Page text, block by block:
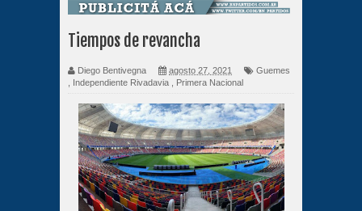
Tiempos de revancha
Diego Bentivegna agosto 27, 2021
Guemes
Independiente Rivadavia Primera Nacional